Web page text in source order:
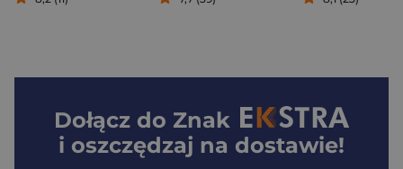
Dołącz do Znak
i oszczędzaj na dostawie!